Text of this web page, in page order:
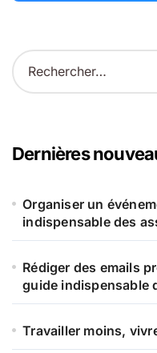
R
e
r
c
e
Dernières
Organiser un
indispensable des
Rédiger des emails
guide indispensable
Travailler moins,